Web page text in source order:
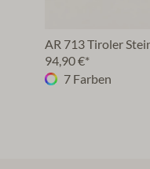
AR 713 Tiroler
94,90 €*
7 Farben